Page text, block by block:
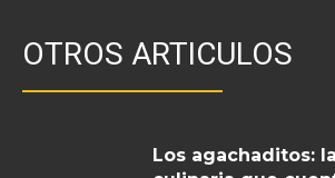
OTROS ARTICULOS
Los agachaditos: